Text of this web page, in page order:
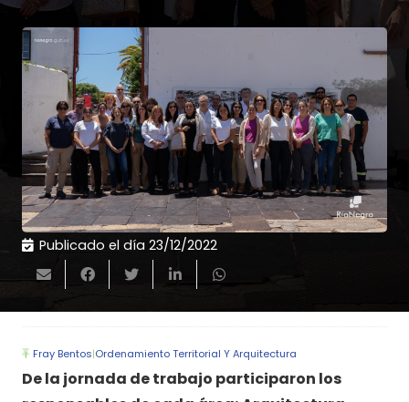
Publicado el día 23/12/2022
Fray Bentos|Ordenamiento Territorial Y Arquitectura
De la jornada de trabajo participaron los